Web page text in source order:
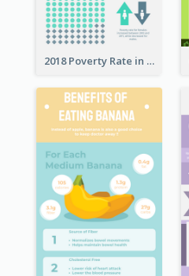
2018 Poverty Rate in the United States Infographic